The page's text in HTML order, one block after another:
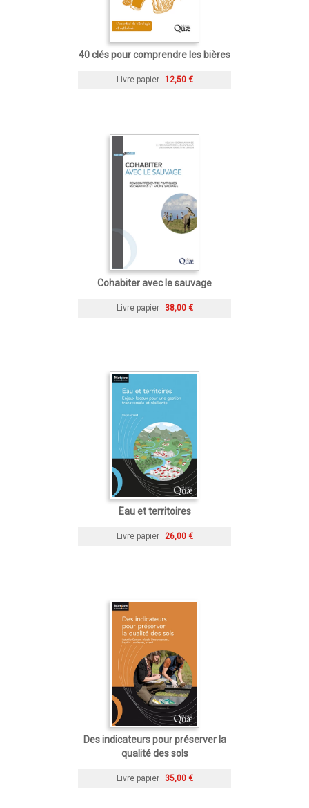
40 clés pour comprendre les bières
Livre papier 12,50 €
Cohabiter avec le sauvage
Livre papier 38,00 €
Eau et territoires
Livre papier 26,00 €
Des indicateurs pour préserver la
qualité des sols
Livre papier 35,00 €